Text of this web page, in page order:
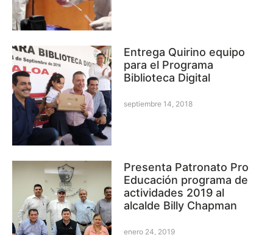
Entrega Quirino equipo
para el Programa
Biblioteca Digital
septiembre 14, 2018
Presenta Patronato Pro
Educación programa de
actividades 2019 al
alcalde Billy Chapman
enero 24, 2019